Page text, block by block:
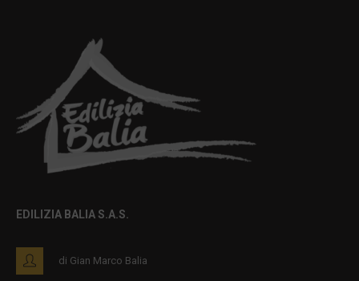
EDILIZIA BALIA S.A.S.
di Gian Marco Balia